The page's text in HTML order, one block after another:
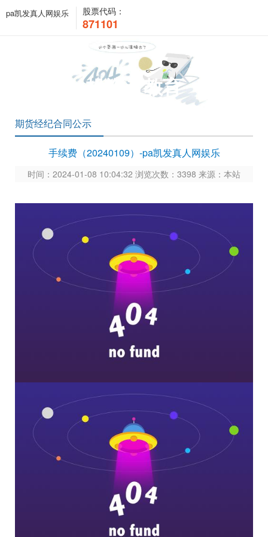
pa凯发真人网娱乐 股票代码：
871101
投资者教育
期货经纪合同公示
手续费（20240109）-pa凯发真人网娱乐
时间：2024-01-08 10:04:32 浏览次数：3398 来源：本站